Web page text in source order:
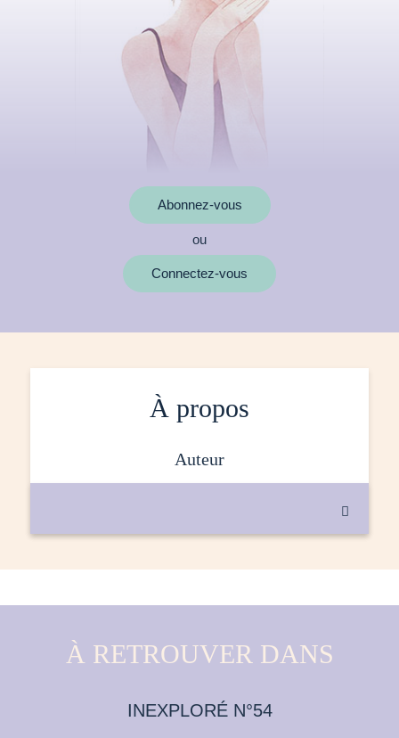
Abonnez-vous
ou
Connectez-vous
À propos
auteur

À RETROUVER DANS
INEXPLORÉ N°54